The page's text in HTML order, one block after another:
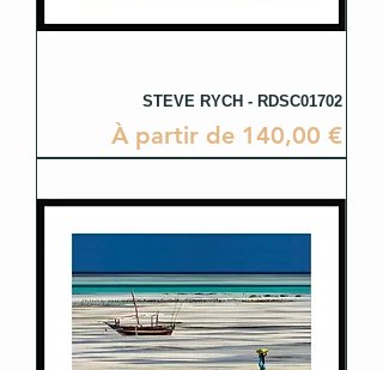
STEVE RYCH - RDSC01702
À partir de 140,00 €
Prix promotionnel